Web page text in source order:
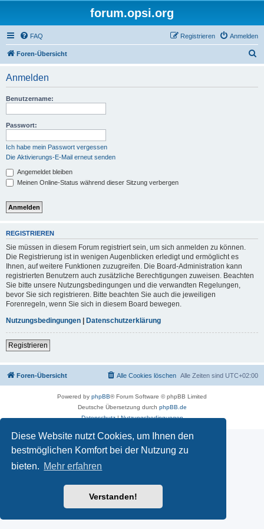
Diese Website nutzt Cookies, um Ihnen den
bestmöglichen Komfort bei der Nutzung zu
bieten. Mehr erfahren
Verstanden!
forum.opsi.org
FAQ Anmelden
Registrieren
Foren-Übersicht
Anmelden
Benutzername:
Passwort:
Ich habe mein Passwort vergessen
Die Aktivierungs-E-Mail erneut senden
Angemeldet bleiben
Meinen Online-Status während dieser Sitzung verbergen
REGISTRIEREN
Sie müssen in diesem Forum registriert sein, um sich anmelden zu können.
Die Registrierung ist in wenigen Augenblicken erledigt und ermöglicht es
Ihnen, auf weitere Funktionen zuzugreifen. Die Board-Administration kann
registrierten Benutzern auch zusätzliche Berechtigungen zuweisen. Beachten
Sie bitte unsere Nutzungsbedingungen und die verwandten Regelungen,
bevor Sie sich registrieren. Bitte beachten Sie auch die jeweiligen
Forenregeln, wenn Sie sich in diesem Board bewegen.
Nutzungsbedingungen | Datenschutzerklärung
Registrieren
Foren-Übersicht Alle Zeiten sind UTC+02:00
Alle Cookies löschen
Powered by phpBB® Forum Software © phpBB Limited
Deutsche Übersetzung durch phpBB.de
Datenschutz|Nutzungsbedingungen